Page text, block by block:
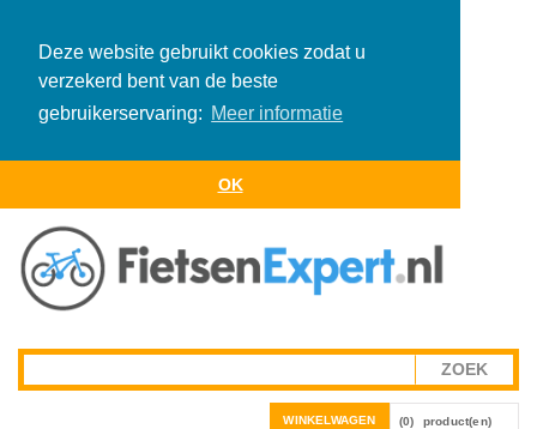
Deze website gebruikt cookies zodat u
verzekerd bent van de beste
gebruikerservaring: Meer informatie
OK
WINKELWAGEN (0) product(en)